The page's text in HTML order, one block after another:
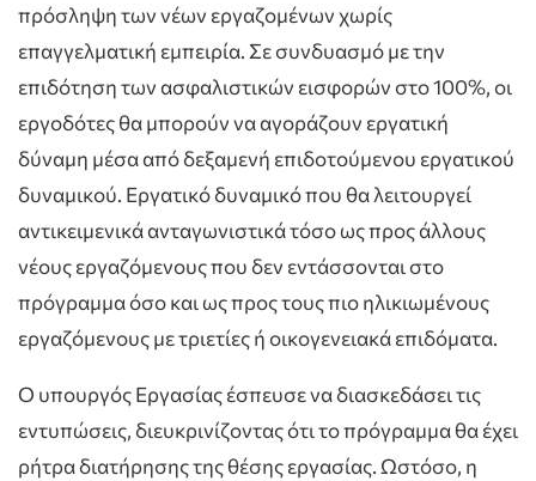
πρόσληψη των νέων εργαζομένων χωρίς
επαγγελματική εμπειρία. Σε συνδυασμό με την
επιδότηση των ασφαλιστικών εισφορών στο 100%, οι
εργοδότες θα μπορούν να αγοράζουν εργατική
δύναμη μέσα από δεξαμενή επιδοτούμενου εργατικού
δυναμικού. Εργατικό δυναμικό που θα λειτουργεί
αντικειμενικά ανταγωνιστικά τόσο ως προς άλλους
νέους εργαζόμενους που δεν εντάσσονται στο
πρόγραμμα όσο και ως προς τους πιο ηλικιωμένους
εργαζόμενους με τριετίες ή οικογενειακά επιδόματα.
Ο υπουργός Εργασίας έσπευσε να διασκεδάσει τις
εντυπώσεις, διευκρινίζοντας ότι το πρόγραμμα θα έχει
ρήτρα διατήρησης της θέσης εργασίας. Ωστόσο, η